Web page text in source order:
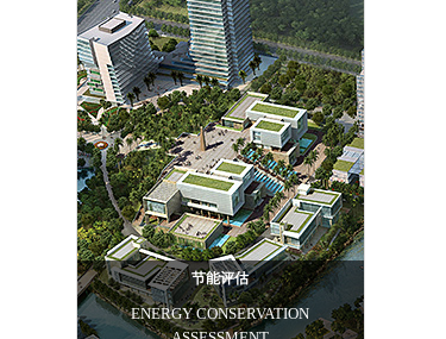
节能评估
ENERGY CONSERVATION